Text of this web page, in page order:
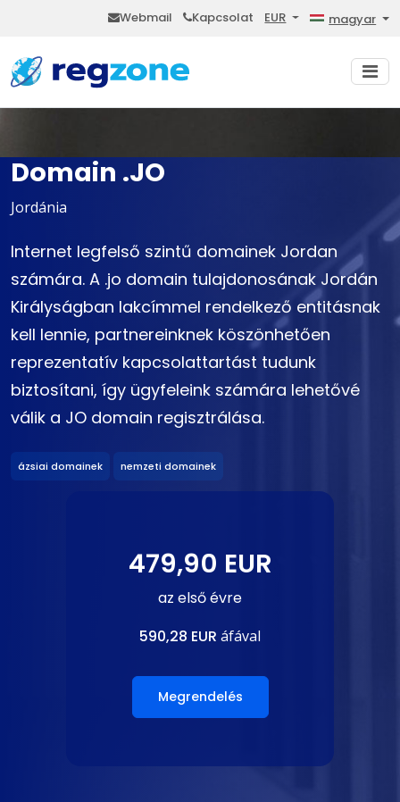
Webmail Kapcsolat EUR magyar
Domain .JO
Jordánia
Internet legfelső szintű domainek Jordan
számára. A .jo domain tulajdonosának Jordán
Királyságban lakcímmel rendelkező entitásnak
kell lennie, partnereinknek köszönhetően
reprezentatív kapcsolattartást tudunk
biztosítani, így ügyfeleink számára lehetővé
válik a JO domain regisztrálása.
ázsiai domainek nemzeti domainek
479,90 EUR
az első évre
590,28 EUR áfával
Megrendelés